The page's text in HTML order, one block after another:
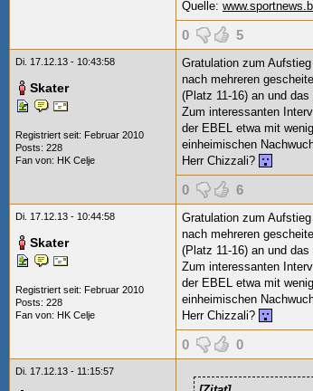
Quelle:
0 5
Di. 17.12.13 - 10:43:58
Skater
Registriert seit: Februar 2010
Posts: 228
Fan von: HK Celje
Gratulation zum
nach mehreren
(Platz 11-16) an und
Zum interessanten
der EBEL etwa mit
einheimischen
Herr Chizzali?
0 6
Di. 17.12.13 - 10:44:58
Skater
Registriert seit: Februar 2010
Posts: 228
Fan von: HK Celje
Gratulation zum
nach mehreren
(Platz 11-16) an und
Zum interessanten
der EBEL etwa mit
einheimischen
Herr Chizzali?
0 0
Di. 17.12.13 - 11:15:57